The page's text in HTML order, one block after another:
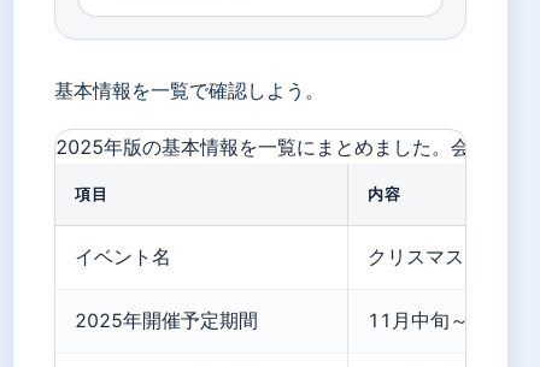
基本情報を一覧で確認しよう。
2025年版の基本情報を一覧にまとめました。会場ごと
項目 内容
イベント名 クリスマスアドベ
2025年開催予定期間 11月中旬～12月25